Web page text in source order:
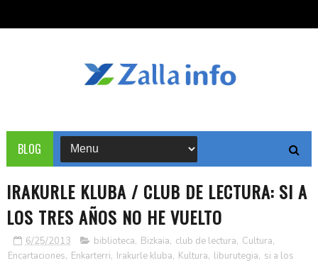
BLOG
IRAKURLE KLUBA / CLUB DE LECTURA: SI A
LOS TRES AÑOS NO HE VUELTO
6/25/2013 biblioteca, Bizkaia, club de lectura, Cultura,
Encartaciones, Enkarterri, Irakurle kluba, Kultura, liburutegia, si a los